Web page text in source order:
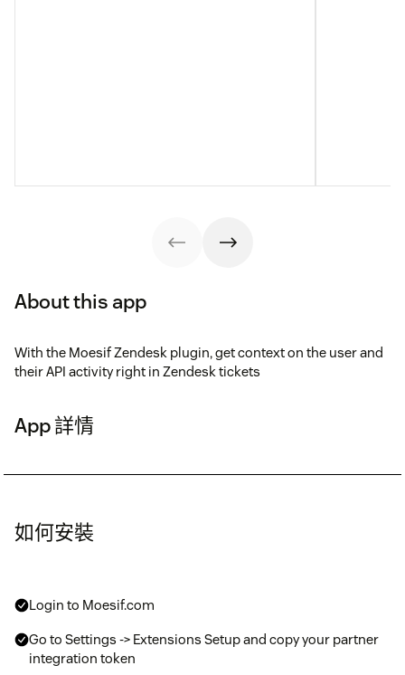
About this app
With the Moesif Zendesk plugin, get context on the user and
their API activity right in Zendesk tickets
App 詳情
如何安裝
Login to Moesif.com
Go to Settings -> Extensions Setup and copy your partner
integration token